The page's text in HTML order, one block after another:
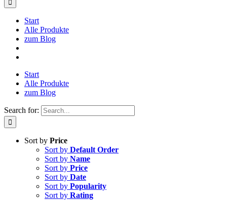
Start
Alle Produkte
zum Blog
Start
Alle Produkte
zum Blog
Search for:
Sort by Price
Sort by Default Order
Sort by Name
Sort by Price
Sort by Date
Sort by Popularity
Sort by Rating